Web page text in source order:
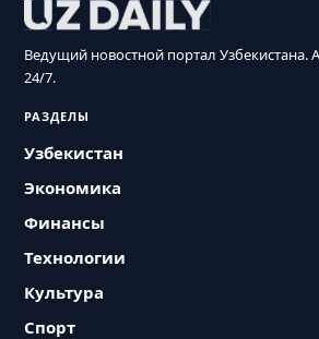
Ведущий новостной портал Узбекистана.
24/7.
РАЗДЕЛЫ
Узбекистан
Экономика
Финансы
Технологии
Культура
Спорт